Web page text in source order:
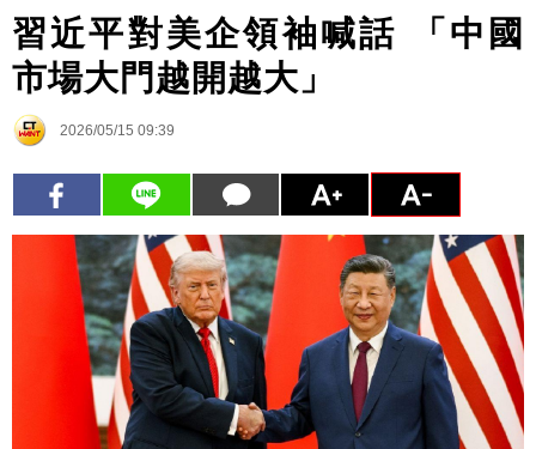
習近平對美企領袖喊話 「中國
市場大門越開越大」
2026/05/15 09:39